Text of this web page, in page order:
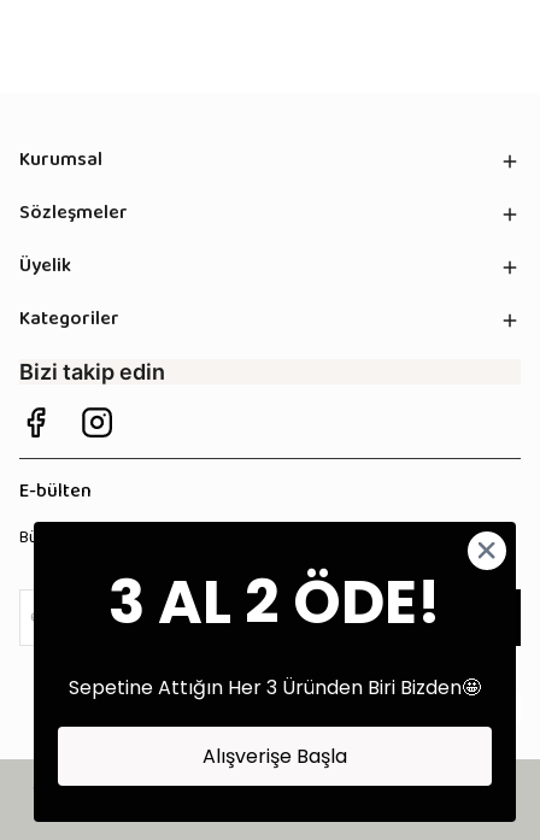
Kurumsal
Sözleşmeler
Üyelik
Kategoriler
Bizi takip edin
E-bülten
Bültenimize kaydolun, tüm kampanyalardan anında haberdar olun!
©2025 Tüm Hakları Saklıdır - Tekstil Performans Pazarlama Ajansı:
Kokopatik
3 AL 2 ÖDE!
Sepetine Attığın Her 3 Üründen Biri Bizden🤩
Alışverişe Başla